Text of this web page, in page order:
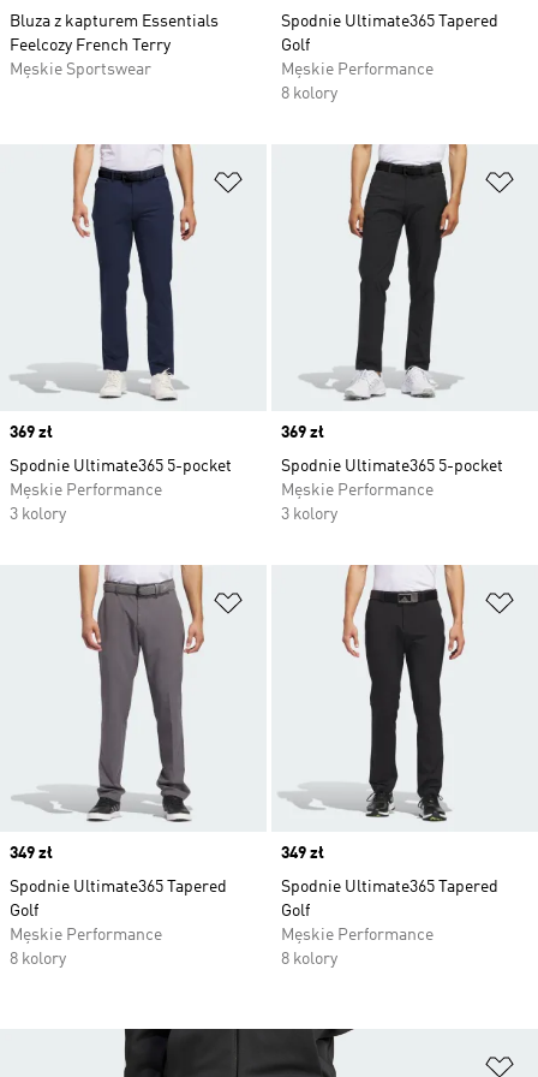
Bluza z kapturem Essentials
Feelcozy French Terry
Męskie Sportswear
Spodnie Ultimate365 Tapered
Golf
Męskie Performance
8 kolory
Dodaj do listy życzeń
Price
369 zł
Spodnie Ultimate365 5-pocket
Męskie Performance
3 kolory
Price
369 zł
Spodnie Ultimate365 5-pocket
Męskie Performance
3 kolory
Dodaj do listy życzeń
Price
349 zł
Spodnie Ultimate365 Tapered
Golf
Męskie Performance
8 kolory
Price
349 zł
Spodnie Ultimate365 Tapered
Golf
Męskie Performance
8 kolory